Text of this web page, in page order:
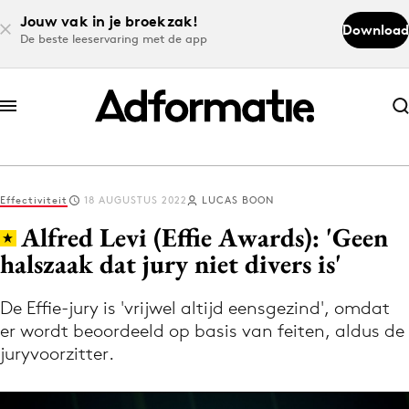
Jouw vak in je broekzak!
De beste leeservaring met de app
Download
Abonneer nu
Abonneer nu
Log in
Download de app
Volg het laatste nieuws via de Adformatie
Nieuws app
Effectiviteit 18 AUGUSTUS 2022 LUCAS BOON
Alfred Levi (Effie Awards): 'Geen
halszaak dat jury niet divers is'
De Effie-jury is 'vrijwel altijd eensgezind', omdat
er wordt beoordeeld op basis van feiten, aldus de
juryvoorzitter.